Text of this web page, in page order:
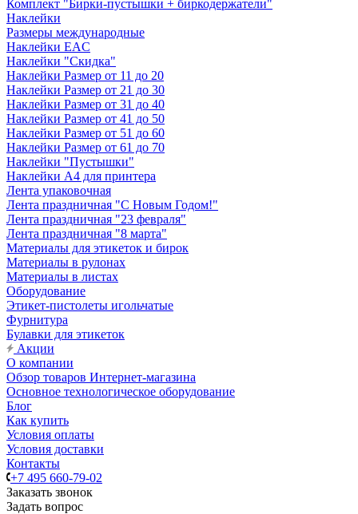
Комплект "Бирки-пустышки + биркодержатели"
Наклейки
Размеры международные
Наклейки EAC
Наклейки "Скидка"
Наклейки Размер от 11 до 20
Наклейки Размер от 21 до 30
Наклейки Размер от 31 до 40
Наклейки Размер от 41 до 50
Наклейки Размер от 51 до 60
Наклейки Размер от 61 до 70
Наклейки "Пустышки"
Наклейки А4 для принтера
Лента упаковочная
Лента праздничная "С Новым Годом!"
Лента праздничная "23 февраля"
Лента праздничная "8 марта"
Материалы для этикеток и бирок
Материалы в рулонах
Материалы в листах
Оборудование
Этикет-пистолеты игольчатые
Фурнитура
Булавки для этикеток
Акции
О компании
Обзор товаров Интернет-магазина
Основное технологическое оборудование
Блог
Как купить
Условия оплаты
Условия доставки
Контакты
+7 495 660-79-02
Заказать звонок
Задать вопрос